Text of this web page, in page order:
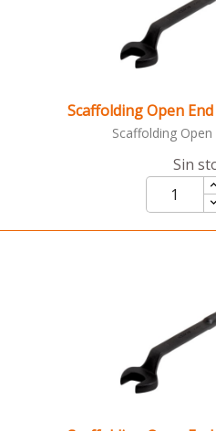
Scaffolding Open
Scaffolding
Sin